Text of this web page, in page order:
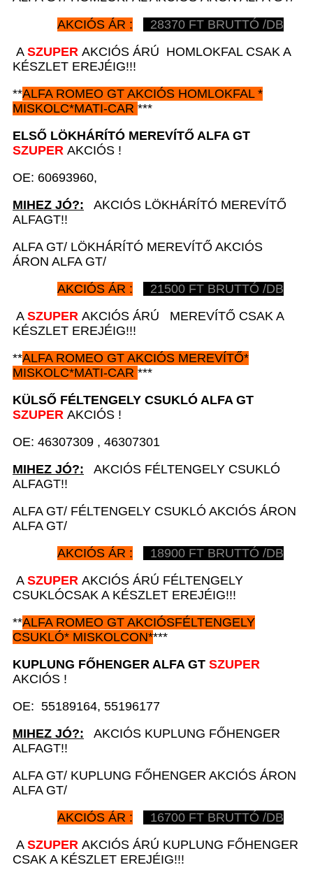
AKCIÓS ÁR :
28370 FT BRUTTÓ /DB
A SZUPER AKCIÓS ÁRÚ HOMLOKFAL CSAK A
KÉSZLET EREJÉIG!!!
**ALFA ROMEO GT AKCIÓS HOMLOKFAL *
MISKOLC*MATI-CAR ***
ELSŐ LÖKHÁRÍTÓ MEREVÍTŐ ALFA GT
SZUPER AKCIÓS !
OE: 60693960,
MIHEZ JÓ?: AKCIÓS LÖKHÁRÍTÓ MEREVÍTŐ
ALFAGT!!
ALFA GT/ LÖKHÁRÍTÓ MEREVÍTŐ AKCIÓS
ÁRON ALFA GT/
AKCIÓS ÁR :
21500 FT BRUTTÓ /DB
A SZUPER AKCIÓS ÁRÚ MEREVÍTŐ CSAK A
KÉSZLET EREJÉIG!!!
**ALFA ROMEO GT AKCIÓS MEREVÍTŐ*
MISKOLC*MATI-CAR ***
KÜLSŐ FÉLTENGELY CSUKLÓ ALFA GT
SZUPER AKCIÓS !
OE: 46307309 , 46307301
MIHEZ JÓ?: AKCIÓS FÉLTENGELY CSUKLÓ
ALFAGT!!
ALFA GT/ FÉLTENGELY CSUKLÓ AKCIÓS ÁRON
ALFA GT/
AKCIÓS ÁR :
18900 FT BRUTTÓ /DB
A SZUPER AKCIÓS ÁRÚ FÉLTENGELY
CSUKLÓCSAK A KÉSZLET EREJÉIG!!!
**ALFA ROMEO GT AKCIÓSFÉLTENGELY
CSUKLÓ* MISKOLCON****
KUPLUNG FŐHENGER ALFA GT SZUPER
AKCIÓS !
OE: 55189164, 55196177
MIHEZ JÓ?: AKCIÓS KUPLUNG FŐHENGER
ALFAGT!!
ALFA GT/ KUPLUNG FŐHENGER AKCIÓS ÁRON
ALFA GT/
AKCIÓS ÁR :
16700 FT BRUTTÓ /DB
A SZUPER AKCIÓS ÁRÚ KUPLUNG FŐHENGER
CSAK A KÉSZLET EREJÉIG!!!